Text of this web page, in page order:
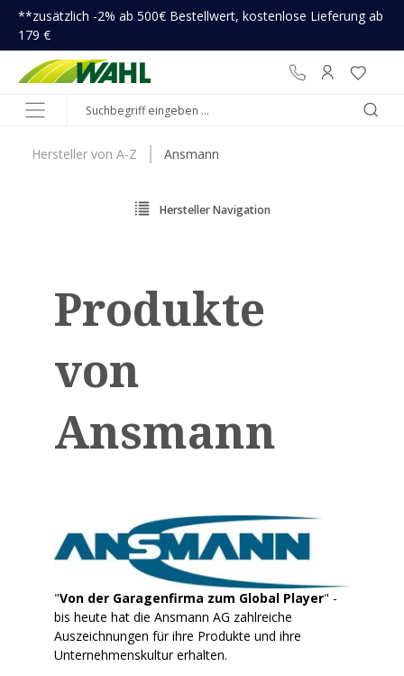
springen
**zusätzlich -2% ab 500€ Bestellwert, kostenlose Lieferung ab
179 €
Hersteller von A-Z Ansmann
Hersteller Navigation
Produkte
von
Ansmann
"Von der Garagenfirma zum Global Player" -
bis heute hat die Ansmann AG zahlreiche
Auszeichnungen für ihre Produkte und ihre
Unternehmenskultur erhalten.